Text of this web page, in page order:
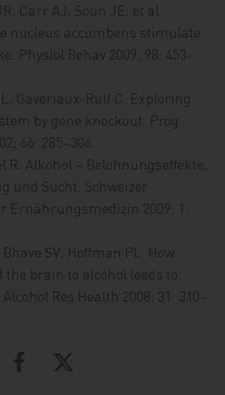
Carr AJ, Soun JE, et al.
nucleus accumbens stimulate
Physiol Behav 2009; 98: 453-
Gaveriaux-Rulf C. Exploring
by gene knockout. Prog
66: 285–306.
R. Alkohol – Belohnungseffekte,
und Sucht. Schweizer
Ernährungsmedizin 2009; 1:
SV, Hoffman PL. How
the brain to alcohol leeds to
Res Health 2008; 31: 310–